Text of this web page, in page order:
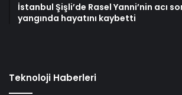
İstanbul Şişli’de Rasel Yanni’nin acı
yangında hayatını kaybetti
Teknoloji Haberleri